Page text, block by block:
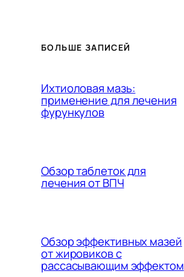
БОЛЬШЕ ЗАПИСЕЙ
Ихтиоловая мазь:
применение для лечения
фурункулов
Обзор таблеток для
лечения от ВПЧ
Обзор эффективных мазей
от жировиков с
рассасывающим эффектом